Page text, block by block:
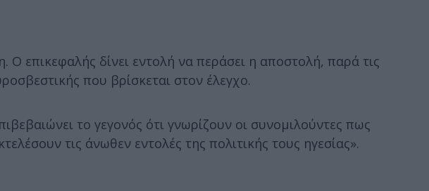
Ο επικεφαλής δίνει εντολή να περάσει η αποστολή, παρά τις
που βρίσκεται στον έλεγχο.
το γεγονός ότι γνωρίζουν οι συνομιλούντες πως
τις άνωθεν εντολές της πολιτικής τους ηγεσίας».